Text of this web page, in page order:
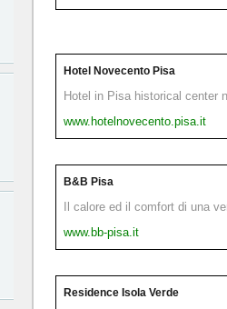
Hotel Novecento Pisa
Hotel in Pisa historical center
www.hotelnovecento.pisa.it
B&B Pisa
Il calore ed il comfort di una
www.bb-pisa.it
Residence Isola Verde